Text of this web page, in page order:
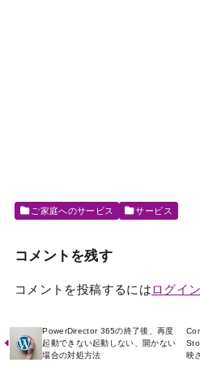
ご家庭へのサービス サービス
コメントを残す
コメントを投稿するにはログイン
PowerDirector 365の終了後、再度
起動できない起動しない、開かない
場合の対処方法
映